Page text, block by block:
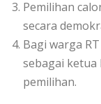
Pemilihan
secara
Bagi warga
sebagai ketua
pemilihan.